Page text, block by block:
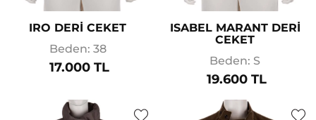
IRO DERİ CEKET
Beden: 38
17.000 TL
ISABEL MARANT DERİ
CEKET
Beden: S
19.600 TL